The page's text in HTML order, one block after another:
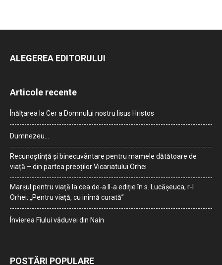
ALEGEREA EDITORULUI
Articole recente
Înălțarea la Cer a Domnului nostru Iisus Hristos
Dumnezeu…
Recunoștință și binecuvântare pentru mamele dătătoare de
viață – din partea preoților Vicariatului Orhei
Marșul pentru viață la cea de-a II-a ediție în s. Lucășeuca, r-l
Orhei: „Pentru viață, cu inimă curată”
Învierea Fiului văduvei din Nain
POSTĂRI POPULARE